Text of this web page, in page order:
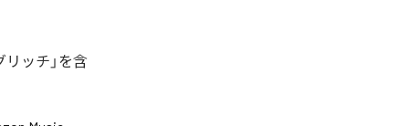
ッチ」を含